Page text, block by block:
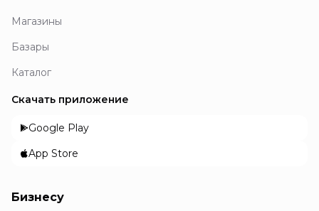
Магазины
Базары
Каталог
Скачать приложение
Google Play
App Store
Бизнесу